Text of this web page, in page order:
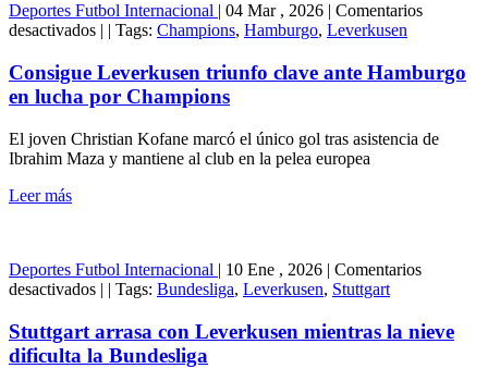
Deportes Futbol Internacional | 04 Mar , 2026 | Comentarios
desactivadosen
Leverkusen
triunfo
clave
Hamburgo
en
| | Tags: Champions, Hamburgo, Leverkusen
Consigue Leverkusen triunfo clave ante Hamburgo
en lucha por Champions
El joven Christian Kofane marcó el único gol tras asistencia de
Ibrahim Maza y mantiene al club en la pelea europea
Leer más
Deportes Futbol Internacional | 10 Ene , 2026 | Comentarios
desactivadosen
arrasa
con
Leverkusen
| | Tags: Bundesliga, Leverkusen, Stuttgart
Stuttgart arrasa con Leverkusen mientras la nieve
dificulta la Bundesliga